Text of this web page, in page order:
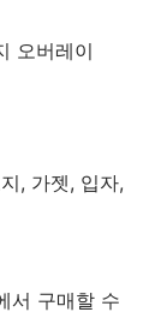
오버레이
, 가젯, 입자,
서 구매할 수